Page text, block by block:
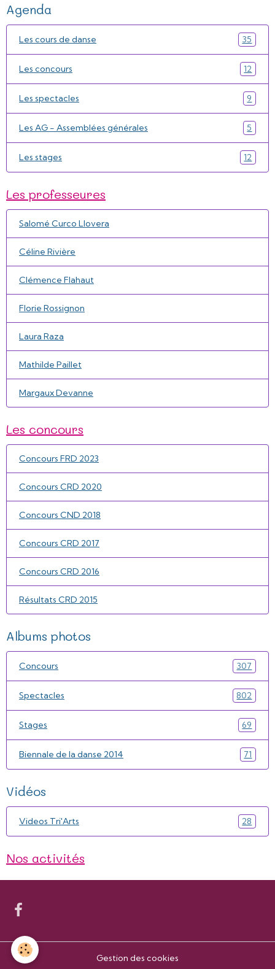
Agenda
Les cours de danse 35
Les concours 12
Les spectacles 9
Les AG - Assemblées générales 5
Les stages 12
Les professeures
Salomé Curco Llovera
Céline Rivière
Clémence Flahaut
Florie Rossignon
Laura Raza
Mathilde Paillet
Margaux Devanne
Les concours
Concours FRD 2023
Concours CRD 2020
Concours CND 2018
Concours CRD 2017
Concours CRD 2016
Résultats CRD 2015
Albums photos
Concours 307
Spectacles 802
Stages 69
Biennale de la danse 2014 71
Vidéos
Videos Tri'Arts 28
Nos activités
Gestion des cookies